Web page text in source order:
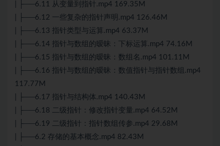
| ├──6.11 从变量到指针.mp4 169.35M
| ├──6.12 一些复杂的指针声明.mp4 126.46M
| ├──6.13 指针类型与运算.mp4 63.37M
| ├──6.14 指针与数组的暧昧：下标运算.mp4 74.16M
| ├──6.15 指针与数组的暧昧：数组名.mp4 101.11M
| ├──6.16 指针与数组的暧昧：数值指针与指针数组.mp4
117.77M
| ├──6.17 指针与结构体.mp4 140.43M
| ├──6.18 二级指针：修改指针变量.mp4 64.52M
| ├──6.19 二级指针：指针数组传参.mp4 29.68M
| ├──6.2 存储的基本概念.mp4 82.43M